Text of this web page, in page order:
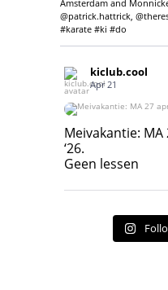
Amsterdam and
@patrick.hattrick,
#karate #ki #do
kiclub.cool
Apr 21
Meivakantie: MA 27
Geen lessen
Meivakantie:
‘26.
Geen lessen